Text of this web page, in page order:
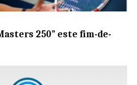
250” este fim-de-